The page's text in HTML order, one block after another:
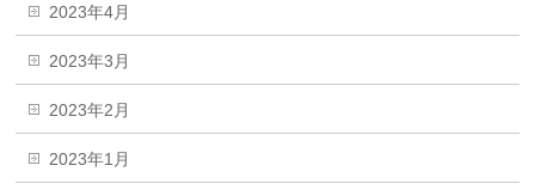
2023年4月
2023年3月
2023年2月
2023年1月